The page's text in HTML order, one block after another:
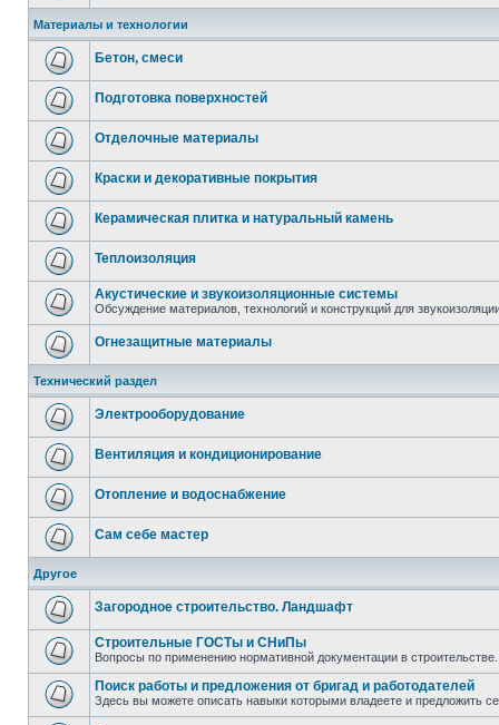
Материалы и технологии
Бетон, смеси
Подготовка поверхностей
Отделочные материалы
Краски и декоративные покрытия
Керамическая плитка и натуральный камень
Теплоизоляция
Акустические и звукоизоляционные системы
Обсуждение материалов, технологий и конструкций для
Огнезащитные материалы
Технический раздел
Электрооборудование
Вентиляция и кондиционирование
Отопление и водоснабжение
Сам себе мастер
Другое
Загородное строительство. Ландшафт
Строительные ГОСТы и СНиПы
Вопросы по применению нормативной документации в строительстве.
Поиск работы и предложения от бригад и работодателей
Здесь вы можете описать навыки которыми владеете и предложить